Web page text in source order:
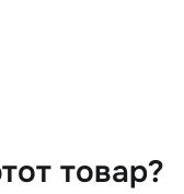
товар?